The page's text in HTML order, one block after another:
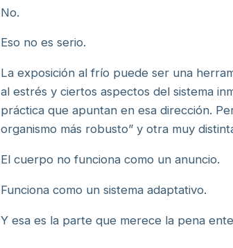
No.
Eso no es serio.
La exposición al frío puede ser una
al estrés y ciertos aspectos del sistema
práctica que apuntan en esa dirección.
organismo más robusto” y otra muy
El cuerpo no funciona como un anuncio.
Funciona como un sistema adaptativo.
Y esa es la parte que merece la pena